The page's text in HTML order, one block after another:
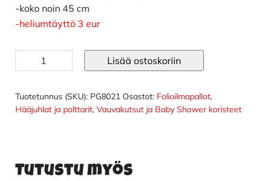
-koko noin 45 cm
-heliumtäyttö 3 eur
Foliopallo
hot
pyöreä
määrä
Lisää ostoskoriin
Tuotetunnus (SKU): PG8021 Osastot: Folioilmapallot,
Hääjuhlat ja polttarit, Vauvakutsut ja Baby Shower koristeet
Tutustu myös